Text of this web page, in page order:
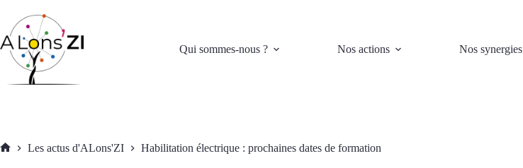
contenu
Qui sommes-nous ?
Nos actions Nos synergies
Les actus d'ALons'ZI Habilitation électrique : prochaines dates de formation